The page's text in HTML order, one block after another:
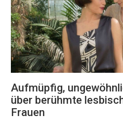
Aufmüpfig,
über berühmte
Frauen